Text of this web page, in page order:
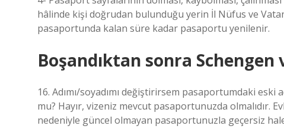
hâlinde kişi doğrudan bulunduğu yerin İl Nüfus ve
pasaportunda kalan süre kadar pasaportu yenilenir.
Boşandıktan sonra Schengen
16. Adımı/soyadımı değiştirirsem pasaportumdaki
mu? Hayır, vizeniz mevcut pasaportunuzda olmalıdır.
nedeniyle güncel olmayan pasaportunuzla geçersiz